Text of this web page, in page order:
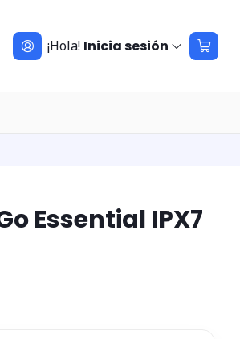
¡Hola! Inicia sesión
Essential IPX7